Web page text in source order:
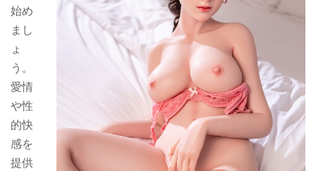
始め
まし
ょ
う。
愛情
や性
的快
感を
提供